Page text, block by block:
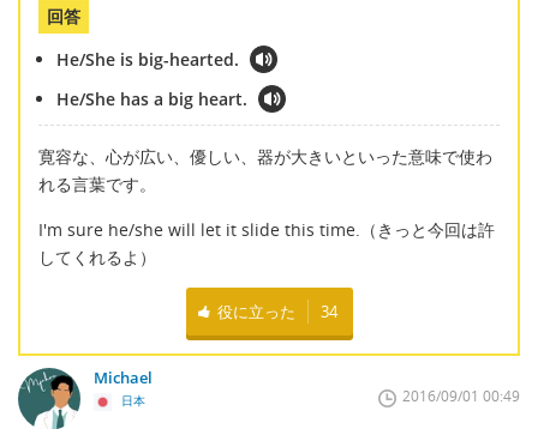
回答
He/She is big-hearted.
He/She has a big heart.
寛容な、心が広い、優しい、器が大きいといった意味で使わ
れる言葉です。
I'm sure he/she will let it slide this time.（きっと今回は許
してくれるよ）
役に立った 34
Michael
日本 2016/09/01 00:49